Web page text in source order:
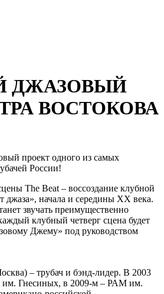
ДЖАЗОВЫЙ
ВОСТОКОВА
проект одного из самых
России!
The Beat – воссоздание клубной
джаза», начала и середины ХХ века.
звучать преимущественно
клубный четверг сцена будет
Джему» под руководством
– трубач и бэнд-лидер. В 2003
Гнесиных, в 2009-м – РАМ им.